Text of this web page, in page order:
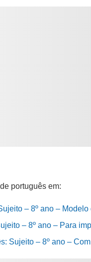
português em:
– 8º ano – Modelo
– 8º ano – Para
Sujeito – 8º ano –